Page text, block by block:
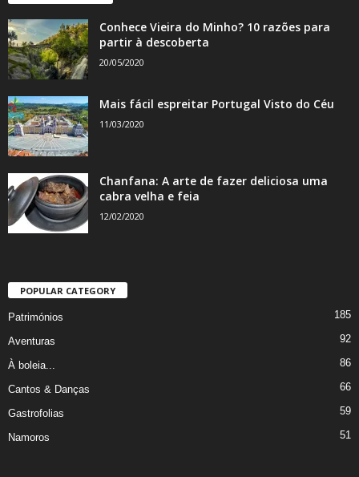
Conhece Vieira do Minho? 10 razões para
partir à descoberta
20/05/2020
Mais fácil espreitar Portugal Visto do Céu
11/03/2020
Chanfana: A arte de fazer deliciosa uma
cabra velha e feia
12/02/2020
POPULAR CATEGORY
Patrimónios 185
Aventuras 92
À boleia... 86
Cantos & Danças 66
Gastrofolias 59
Namoros 51